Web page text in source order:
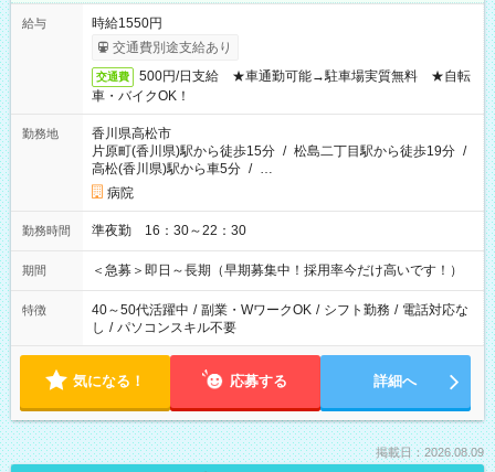
給与
時給1550円
交通費別途支給あり
交通費
500円/日支給 ★車通勤可能→駐車場実質無料 ★自転
車・バイクOK！
勤務地
香川県高松市
片原町(香川県)駅から徒歩15分 / 松島二丁目駅から徒歩19分 /
高松(香川県)駅から車5分 / …
病院
勤務時間 準夜勤 16：30～22：30
期間 ＜急募＞即日～長期（早期募集中！採用率今だけ高いです！）
特徴 40～50代活躍中 / 副業・WワークOK / シフト勤務 / 電話対応な
し / パソコンスキル不要
気になる！ 応募する 詳細へ
掲載日：2026.08.09